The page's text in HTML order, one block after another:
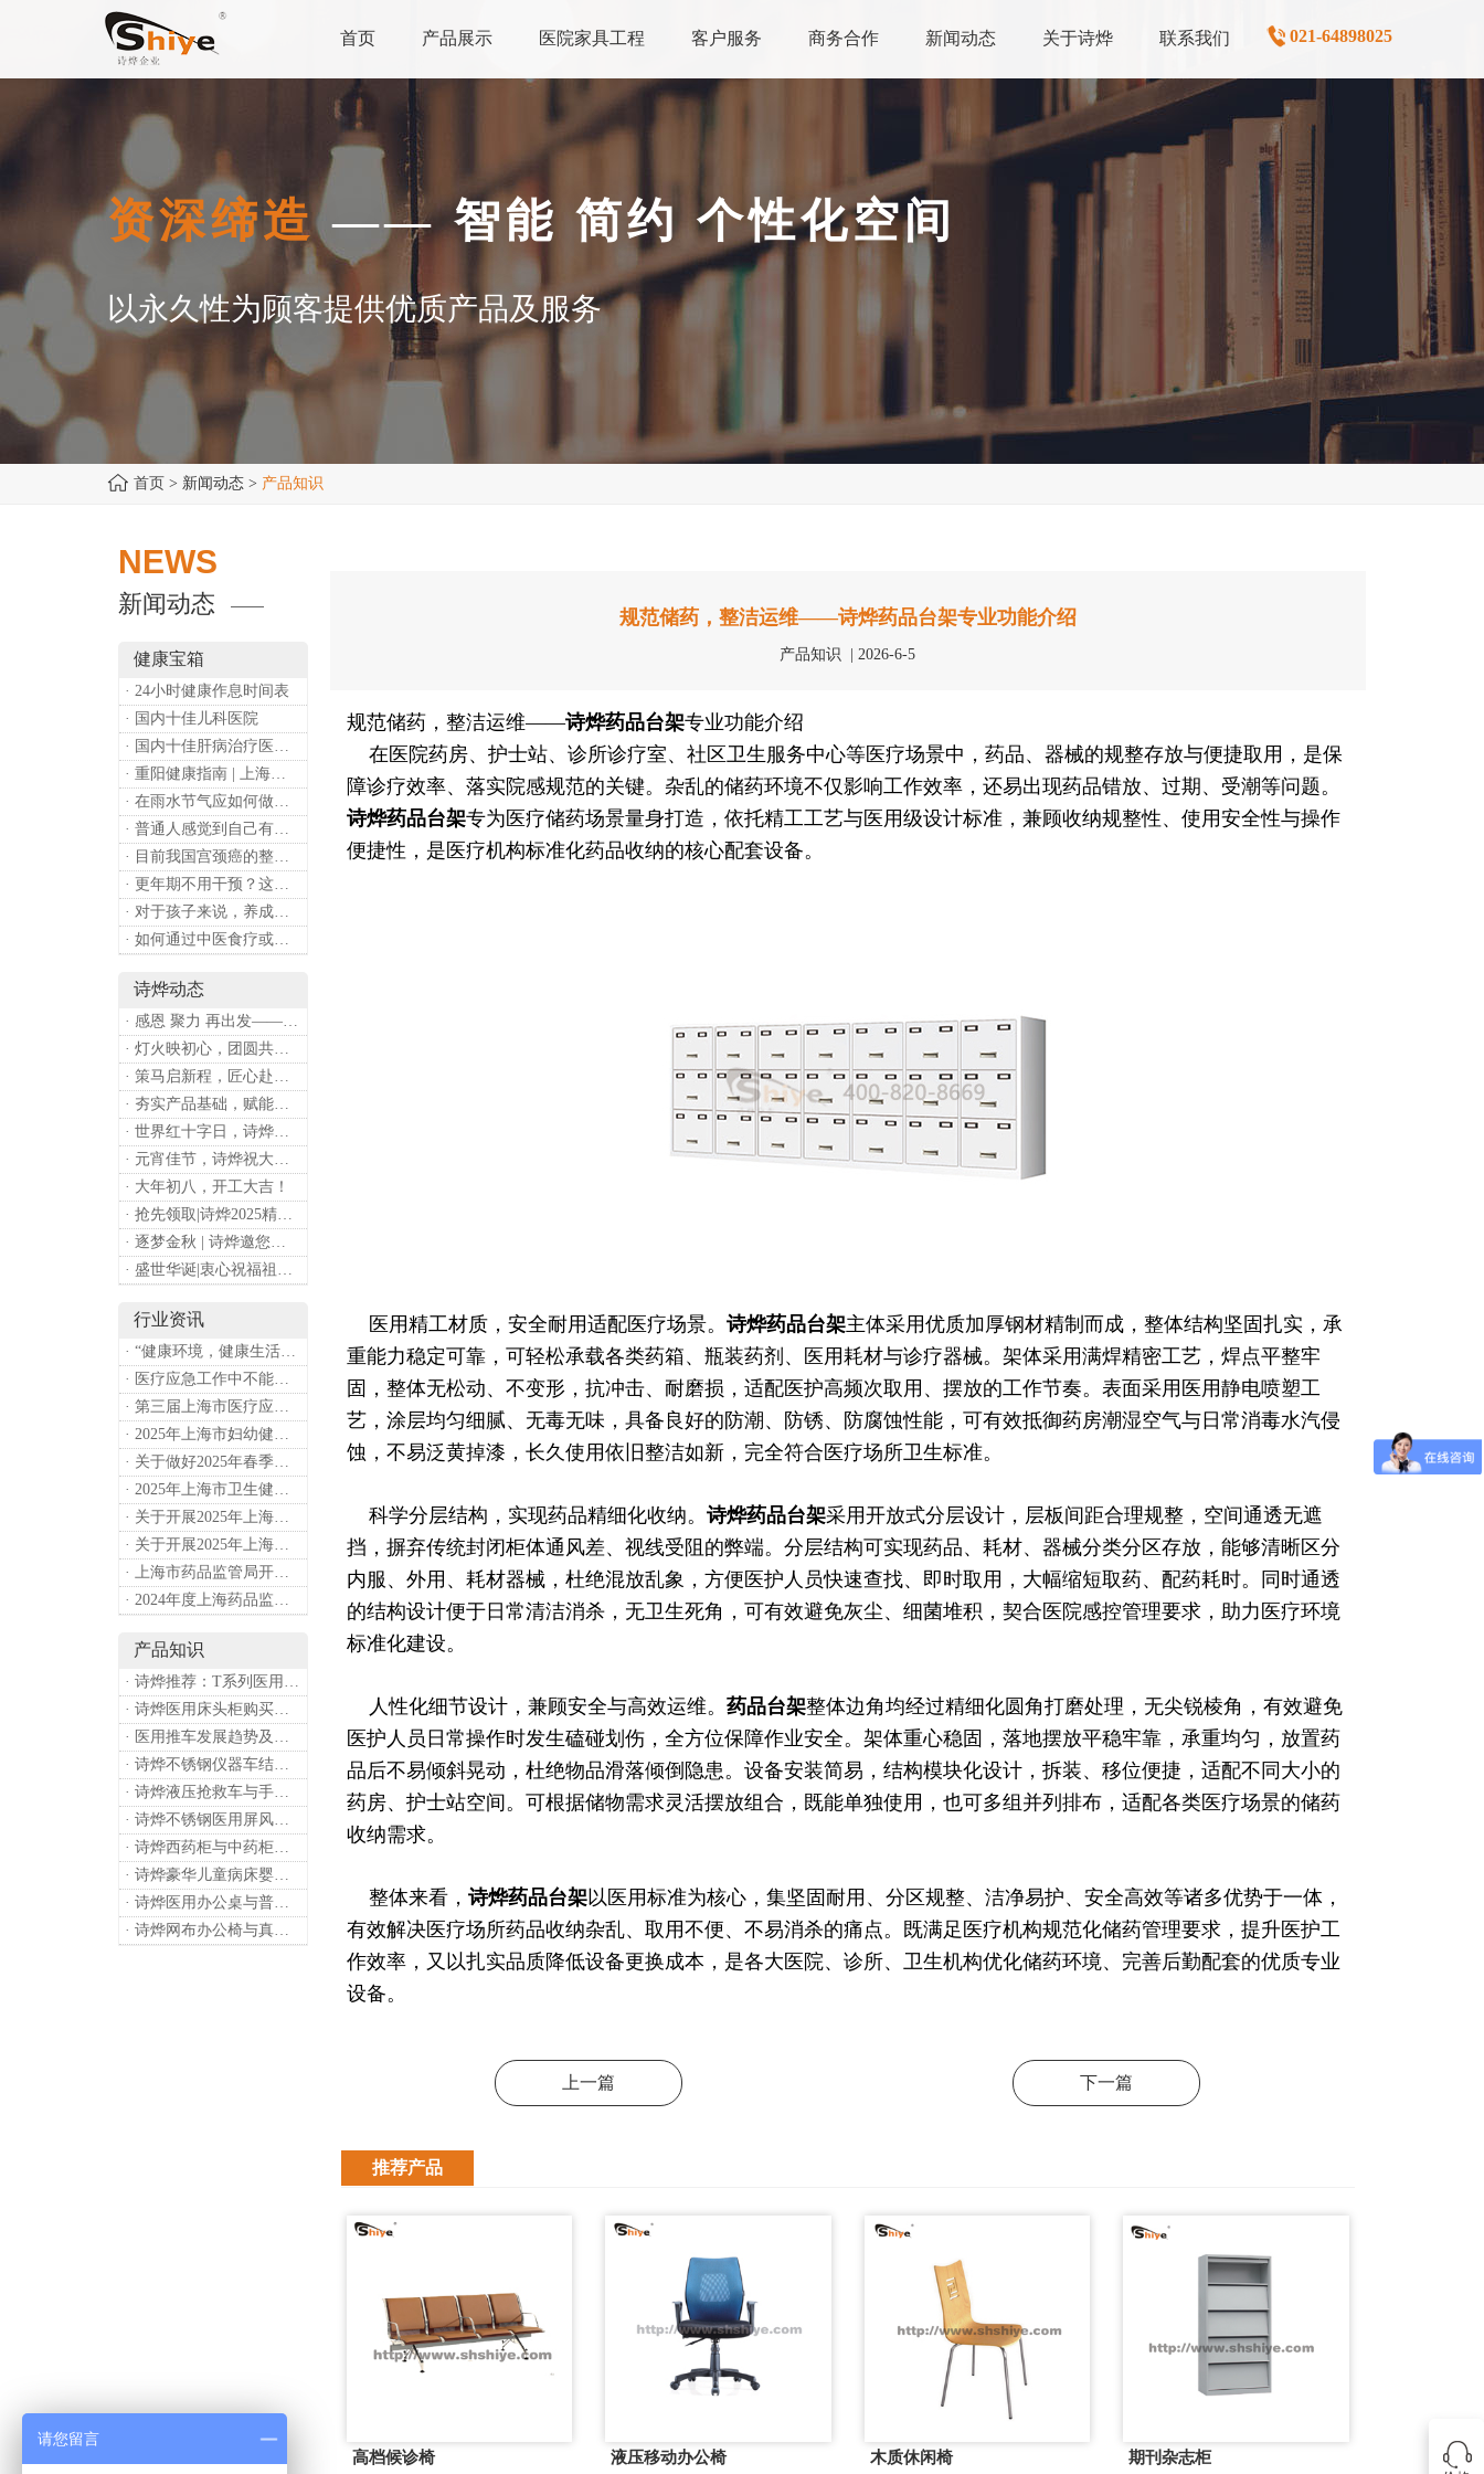
首页 产品展示 医院家具工程 客户服务 商务合作 新闻动态 关于诗烨 联系我们 021-64898025
资深缔造—— 智能 简约 个性化空间
以永久性为顾客提供优质产品及服务
首页 > 新闻动态 > 产品知识
NEWS
新闻动态
健康宝箱
· 24小时健康作息时间表
· 国内十佳儿科医院
· 国内十佳肝病治疗医院排行
· 重阳健康指南 | 上海诗烨：秋养正当时，这份健康小贴士请收好​
· 在雨水节气应如何做好健康保健？
· 普通人感觉到自己有心理问题，有哪些方式可以来帮助缓解？
· 目前我国宫颈癌的整体流行情况和防治形势如何？
· 更年期不用干预？这是个误会
· 对于孩子来说，养成哪些好习惯能够预防近视？
· 如何通过中医食疗或穴位按摩等方式来祛湿健脾？
诗烨动态
· 感恩 聚力 再出发——上海诗烨企业发展有限公司成立20周年庆典
· 灯火映初心，团圆共安康 —— 诗烨恭祝大家元宵喜乐
· 策马启新程，匠心赴华章——诗烨开工大吉
· 夯实产品基础，赋能专业服务——上海诗烨办公椅产品基础知识培训圆满开展
· 世界红十字日，诗烨向全体红十字人致以最诚挚的节日祝福
· 元宵佳节，诗烨祝大家团团圆圆
· 大年初八，开工大吉！
· 抢先领取|诗烨2025精美台历超前放送！
· 逐梦金秋 | 诗烨邀您共赴第90届中国国际医疗器械博览会
· 盛世华诞|衷心祝福祖国母亲昌盛富强！
行业资讯
· “健康环境，健康生活”，上海第37个爱国卫生月系列活动
· 医疗应急工作中不能忽略的设备：医用转运车
· 第三届上海市医疗应急青年职业技能大赛暨第八届进博会医疗保障技能大比武活动通知
· 2025年上海市妇幼健康工作要点
· 关于做好2025年春季新冠病毒感染等重点传染病防治工作的通知
· 2025年上海市卫生健康工作要点
· 关于开展2025年上海市健康街镇建设工作的通知
· 关于开展2025年上海市中小微型企业职业健康帮扶工作的通知
· 上海市药品监管局开展进口医疗器械转境内生产工作调研
· 2024年度上海药品监管工作十大亮点
产品知识
· 诗烨推荐：T系列医用推车介绍
· 诗烨医用床头柜购买联系方式及交货时间
· 医用推车发展趋势及诗烨产品介绍
· 诗烨不锈钢仪器车结构详解及应用用途
· 诗烨液压抢救车与手摇抢救车选购指南
· 诗烨不锈钢医用屏风标准款优选四折屏风的核心缘由
· 诗烨西药柜与中药柜的区别及采购选择影响分析
· 诗烨豪华儿童病床婴幼儿功能设计及使用效果
· 诗烨医用办公桌与普通办公桌的区别及医院采购优势
· 诗烨网布办公椅与真皮办公椅优势及选购指南
规范储药，整洁运维——诗烨药品台架专业功能介绍
产品知识 | 2026-6-5
规范储药，整洁运维——诗烨药品台架专业功能介绍
在医院药房、护士站、诊所诊疗室、社区卫生服务中心等医疗场景中，药品、器械的规整存放与便捷取用，是保
障诊疗效率、落实院感规范的关键。杂乱的储药环境不仅影响工作效率，还易出现药品错放、过期、受潮等问题。
诗烨药品台架专为医疗储药场景量身打造，依托精工工艺与医用级设计标准，兼顾收纳规整性、使用安全性与操作
便捷性，是医疗机构标准化药品收纳的核心配套设备。
医用精工材质，安全耐用适配医疗场景。 诗烨药品台架主体采用优质加厚钢材精制而成，整体结构坚固扎实，承
重能力稳定可靠，可轻松承载各类药箱、瓶装药剂、医用耗材与诊疗器械。架体采用满焊精密工艺，焊点平整牢
固，整体无松动、不变形，抗冲击、耐磨损，适配医护高频次取用、摆放的工作节奏。表面采用医用静电喷塑工
艺，涂层均匀细腻、无毒无味，具备良好的防潮、防锈、防腐蚀性能，可有效抵御药房潮湿空气与日常消毒水汽侵
蚀，不易泛黄掉漆，长久使用依旧整洁如新，完全符合医疗场所卫生标准。
科学分层结构，实现药品精细化收纳。 诗烨药品台架采用开放式分层设计，层板间距合理规整，空间通透无遮
挡，摒弃传统封闭柜体通风差、视线受阻的弊端。分层结构可实现药品、耗材、器械分类分区存放，能够清晰区分
内服、外用、耗材器械，杜绝混放乱象，方便医护人员快速查找、即时取用，大幅缩短取药、配药耗时。同时通透
的结构设计便于日常清洁消杀，无卫生死角，可有效避免灰尘、细菌堆积，契合医院感控管理要求，助力医疗环境
标准化建设。
人性化细节设计，兼顾安全与高效运维。 药品台架整体边角均经过精细化圆角打磨处理，无尖锐棱角，有效避免
医护人员日常操作时发生磕碰划伤，全方位保障作业安全。架体重心稳固，落地摆放平稳牢靠，承重均匀，放置药
品后不易倾斜晃动，杜绝物品滑落倾倒隐患。设备安装简易，结构模块化设计，拆装、移位便捷，适配不同大小的
药房、护士站空间。可根据储物需求灵活摆放组合，既能单独使用，也可多组并列排布，适配各类医疗场景的储药
收纳需求。
整体来看， 诗烨药品台架以医用标准为核心，集坚固耐用、分区规整、洁净易护、安全高效等诸多优势于一体，
有效解决医疗场所药品收纳杂乱、取用不便、不易消杀的痛点。既满足医疗机构规范化储药管理要求，提升医护工
作效率，又以扎实品质降低设备更换成本，是各大医院、诊所、卫生机构优化储药环境、完善后勤配套的优质专业
设备。
上一篇 下一篇
推荐产品
高档候诊椅 液压移动办公椅 木质休闲椅 期刊杂志柜
请您留言